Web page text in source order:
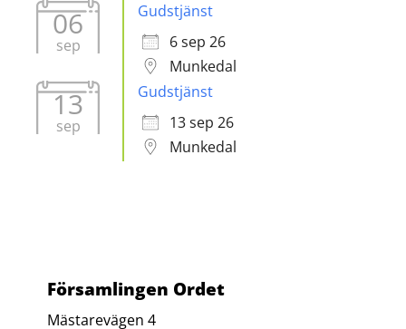
06
sep
Gudstjänst
6 sep 26
Munkedal
13
sep
Gudstjänst
13 sep 26
Munkedal
Församlingen Ordet
Mästarevägen 4